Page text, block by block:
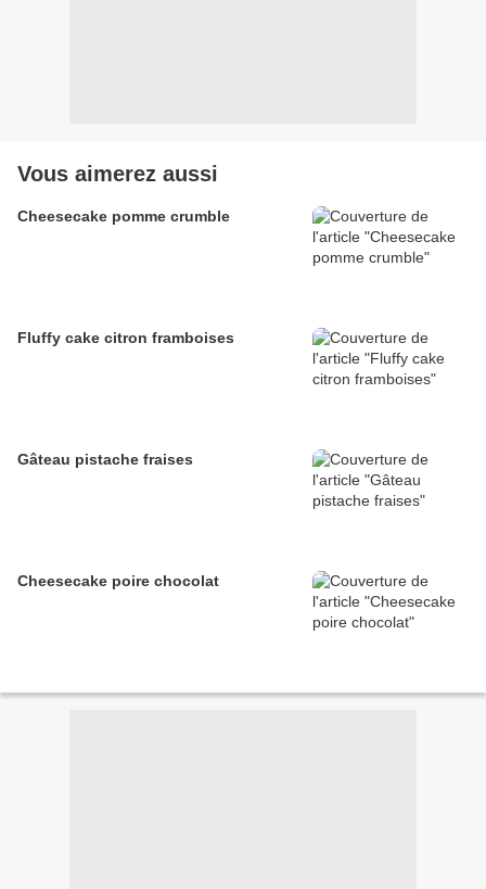
Vous aimerez aussi
Cheesecake pomme crumble
Fluffy cake citron framboises
Gâteau pistache fraises
Cheesecake poire chocolat